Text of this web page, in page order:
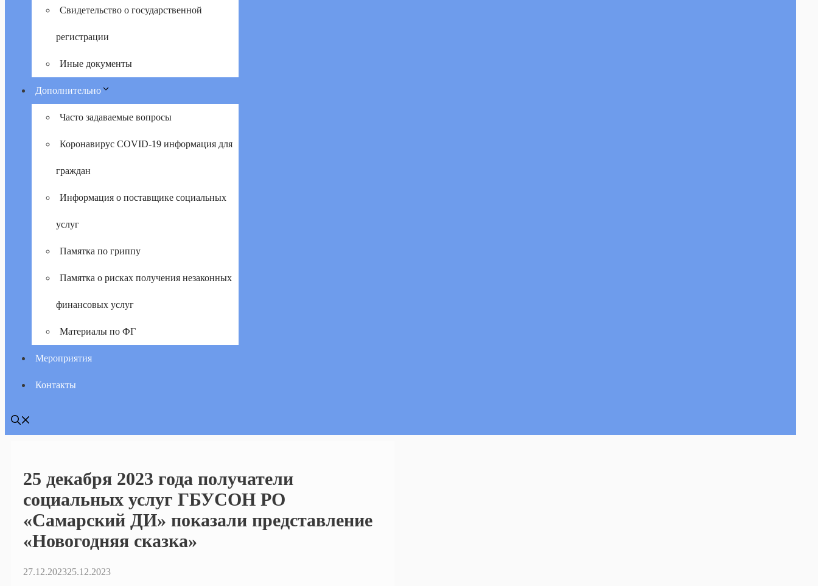
Свидетельство о государственной
регистрации
Иные документы
Дополнительно
Часто задаваемые вопросы
Коронавирус COVID-19 информация для
граждан
Информация о поставщике социальных
услуг
Памятка по гриппу
Памятка о рисках получения незаконных
финансовых услуг
Материалы по ФГ
Мероприятия
Контакты
25 декабря 2023 года получатели
социальных услуг ГБУСОН РО
«Самарский ДИ» показали представление
«Новогодняя сказка»
27.12.202325.12.2023